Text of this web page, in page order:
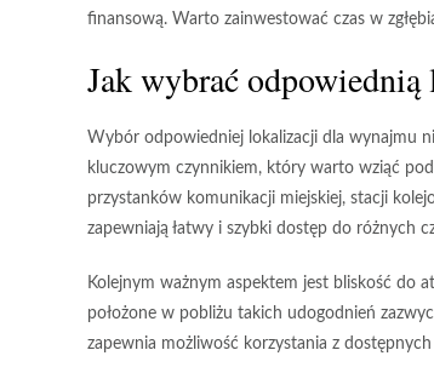
finansową. Warto zainwestować czas w
Jak wybrać
Wybór odpowiedniej lokalizacji dla wynajmu
kluczowym czynnikiem, który warto wziąć
przystanków komunikacji miejskiej, stacji
zapewniają łatwy i szybki dostęp do różnych
Kolejnym ważnym aspektem jest bliskość do
położone w pobliżu takich udogodnień
zapewnia możliwość korzystania z